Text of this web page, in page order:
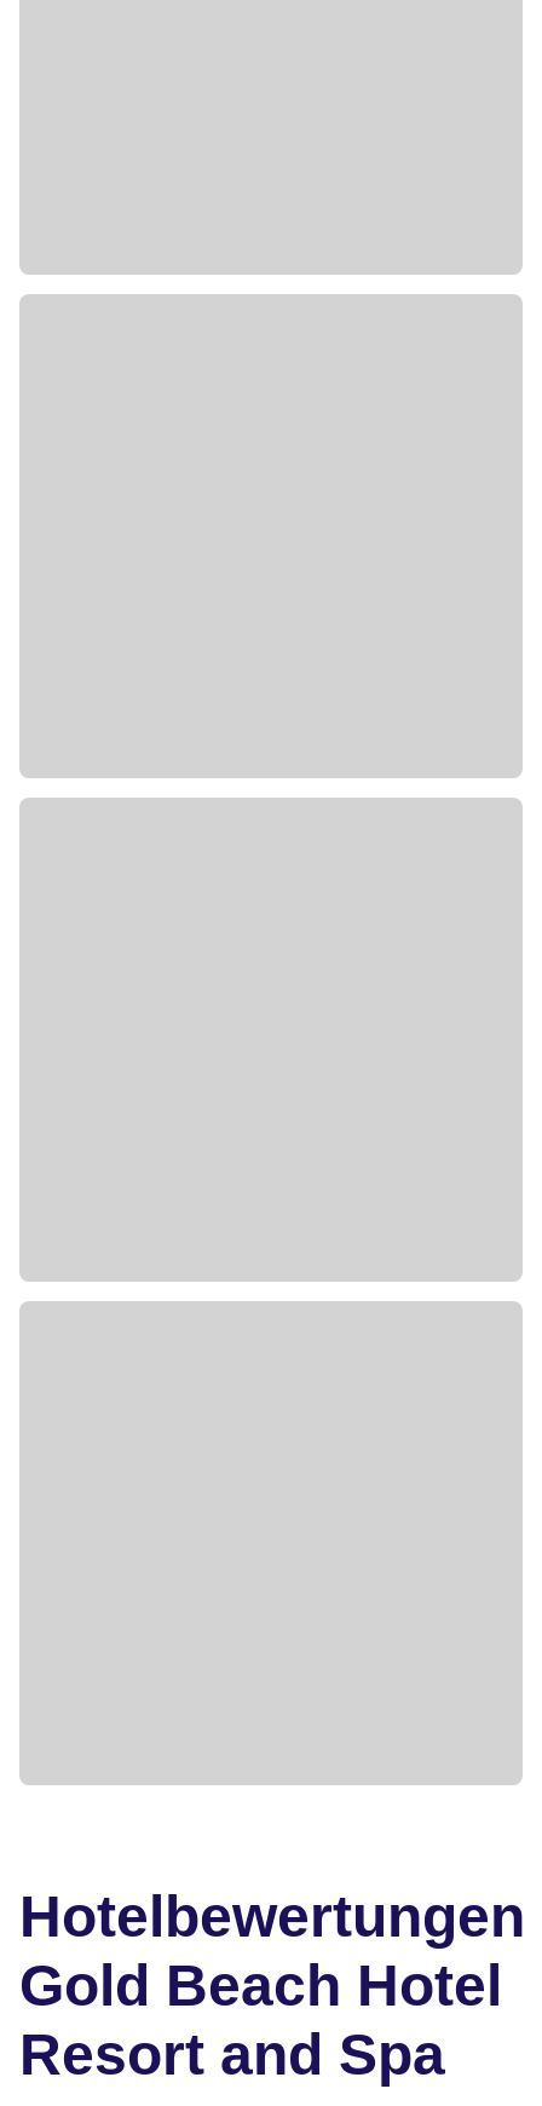
Hotelbewertungen
Gold Beach Hotel
Resort and Spa